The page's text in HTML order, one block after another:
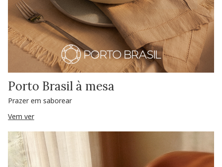
Porto Brasil à mesa
Prazer em saborear
Vem ver